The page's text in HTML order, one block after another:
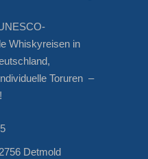
Whiskyreisen in
Toruren –
Detmold